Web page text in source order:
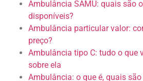
Ambulância SAMU: quais são
disponíveis?
Ambulância particular valor:
preço?
Ambulância tipo C: tudo o que
sobre ela
Ambulância: o que é, quais